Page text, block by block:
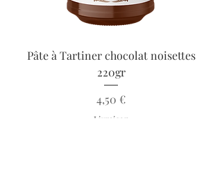
Pâte à Tartiner chocolat noisettes
220gr
Prix
4,50 €
Livraison